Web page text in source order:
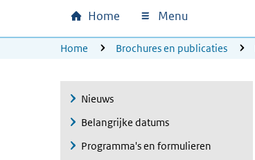
Hoofdnavigatie
Home Menu
U bevindt zich hier:
Home Brochures en publicaties
Nieuws
Belangrijke datums
Programma's en formulieren